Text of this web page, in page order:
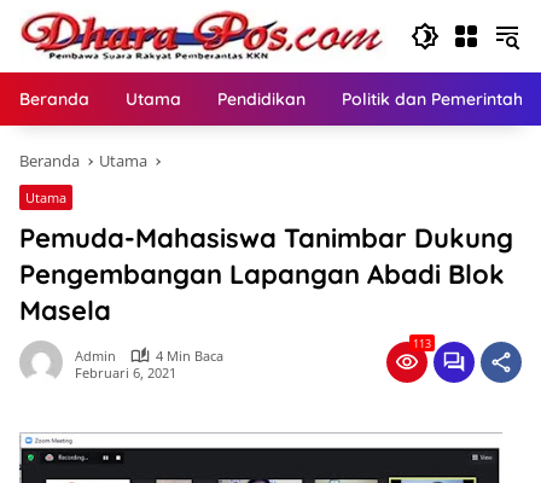
Langsung
konten
Beranda Utama Pendidikan Politik dan
Beranda Utama
Utama
Pemuda-Mahasiswa Tanimbar Dukung
Pengembangan Lapangan Abadi Blok
Masela
Admin
4 Min Baca
Februari 6, 2021
113